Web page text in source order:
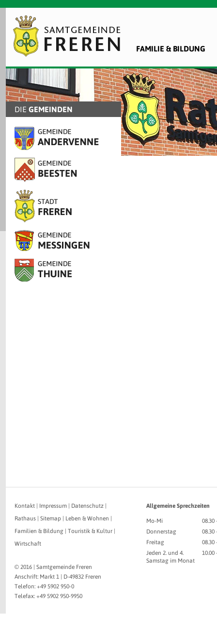
FAMILIE & BILDUNG
DIE GEMEINDEN
Kontakt Impressum Datenschutz
Rathaus
Sitemap Leben & Wohnen
Familien & Bildung
Touristik & Kultur
Wirtschaft
© 2016 | Samtgemeinde Freren
Anschrift: Markt 1 | D-49832 Freren
Telefon: +49 5902 950-0
Telefax: +49 5902 950-9950
Allgemeine Sprechzeiten
Mo-Mi
08.30
Donnerstag
08.30
Freitag
08.30
Jeden 2. und 4.
Samstag im Monat